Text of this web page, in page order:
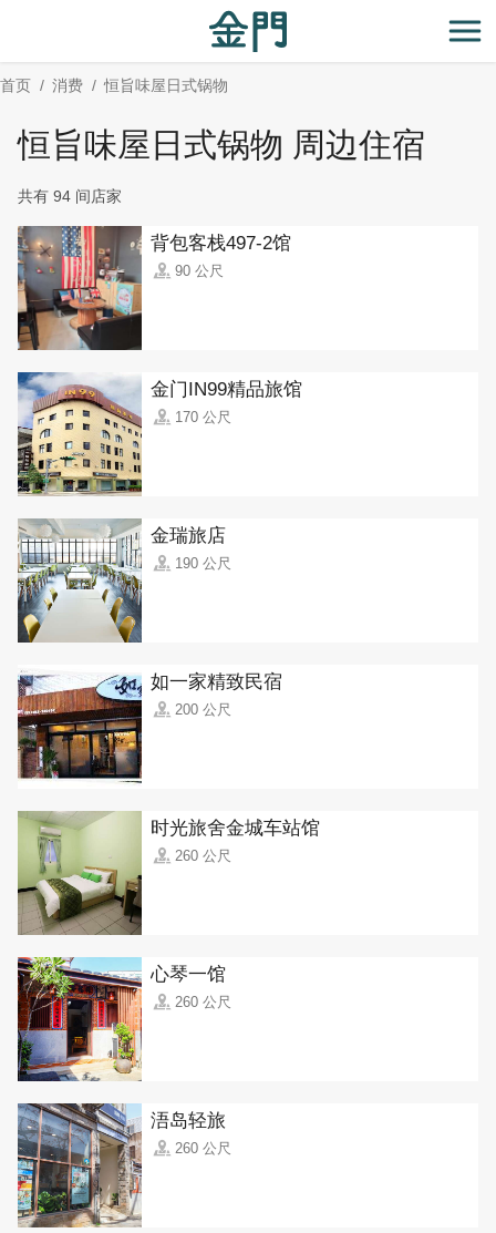
主
要
开
首页 消费 恒旨味屋日式锅物
恒旨味屋日式锅物 周边住宿
共有 94 间店家
背包客栈497-2馆
90 公尺
金门IN99精品旅馆
170 公尺
金瑞旅店
190 公尺
如一家精致民宿
200 公尺
时光旅舍金城车站馆
260 公尺
心琴一馆
260 公尺
浯岛轻旅
260 公尺